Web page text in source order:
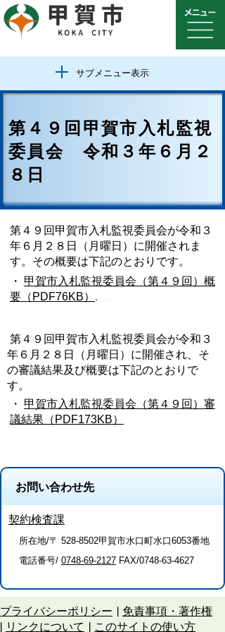
サブメニュー表示
第４９回甲賀市入札監視
委員会 令和３年６月２
８日
第４９回甲賀市入札監視委員会が令和３
年６月２８日（月曜日）に開催されま
す。その概要は下記のとおりです。
・
甲賀市入札監視委員会（第４９回）概
要（PDF76KB） .
第４９回甲賀市入札監視委員会が令和３
年６月２８日（月曜日）に開催され、そ
の審議結果及び概要は下記のとおりで
す。
・
甲賀市入札監視委員会（第４９回）審
議結果（PDF173KB）
お問い合わせ先
契約検査課
所在地/〒 528-8502甲賀市水口町水口6053番地
電話番号/ 0748-69-2127 FAX/0748-63-4627
プライバシーポリシー
免責事項・著作権
リンクについて
このサイトの使い方